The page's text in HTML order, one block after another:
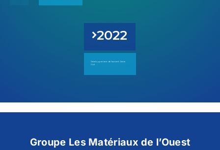
2022
Développement de l’activité Génie
Civil
Groupe Les Matériaux de l’Ouest